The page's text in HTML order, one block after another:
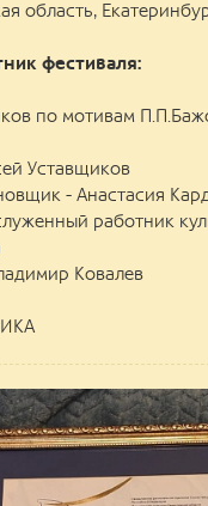
область,
фестиваля:
по мотивам
Уставщиков
- Анастасия
работник
Ковалев